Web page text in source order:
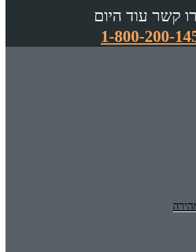
קשר עוד היום
1-800-200-